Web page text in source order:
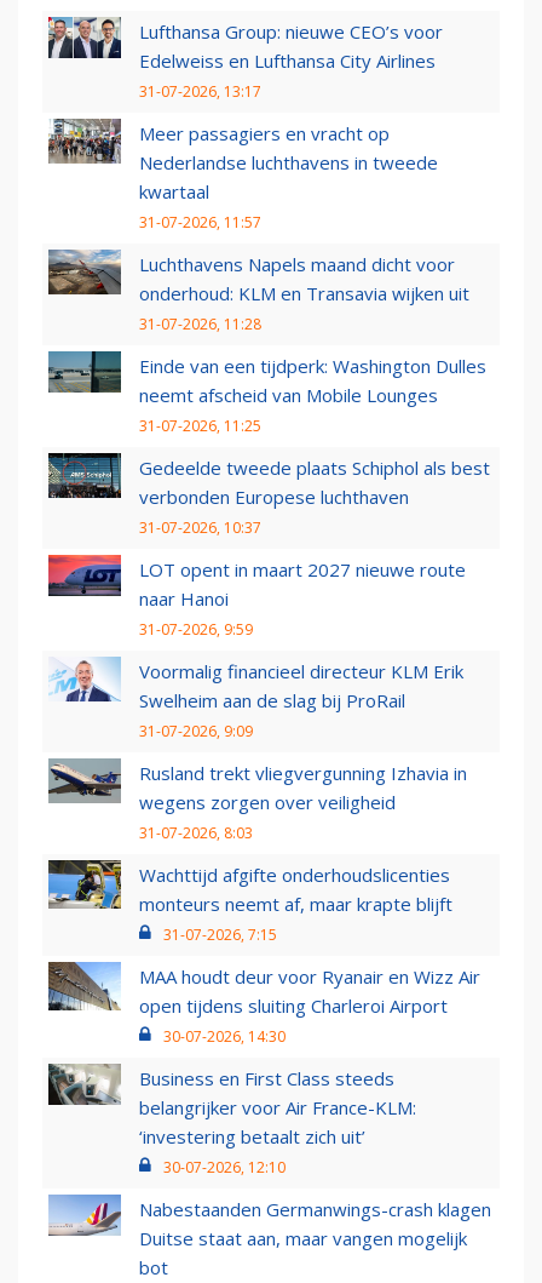
Lufthansa Group: nieuwe CEO’s voor
Edelweiss en Lufthansa City Airlines
31-07-2026, 13:17
Meer passagiers en vracht op
Nederlandse luchthavens in tweede
kwartaal
31-07-2026, 11:57
Luchthavens Napels maand dicht voor
onderhoud: KLM en Transavia wijken uit
31-07-2026, 11:28
Einde van een tijdperk: Washington Dulles
neemt afscheid van Mobile Lounges
31-07-2026, 11:25
Gedeelde tweede plaats Schiphol als best
verbonden Europese luchthaven
31-07-2026, 10:37
LOT opent in maart 2027 nieuwe route
naar Hanoi
31-07-2026, 9:59
Voormalig financieel directeur KLM Erik
Swelheim aan de slag bij ProRail
31-07-2026, 9:09
Rusland trekt vliegvergunning Izhavia in
wegens zorgen over veiligheid
31-07-2026, 8:03
Wachttijd afgifte onderhoudslicenties
monteurs neemt af, maar krapte blijft
31-07-2026, 7:15
MAA houdt deur voor Ryanair en Wizz Air
open tijdens sluiting Charleroi Airport
30-07-2026, 14:30
Business en First Class steeds
belangrijker voor Air France-KLM:
‘investering betaalt zich uit’
30-07-2026, 12:10
Nabestaanden Germanwings-crash klagen
Duitse staat aan, maar vangen mogelijk
bot